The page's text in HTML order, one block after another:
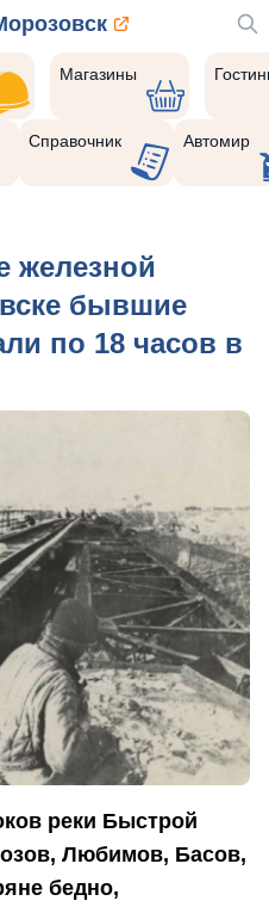
Магазины
Справочник Автомир
железной
бывшие
по 18 часов в
реки Быстрой
Любимов, Басов,
бедно,